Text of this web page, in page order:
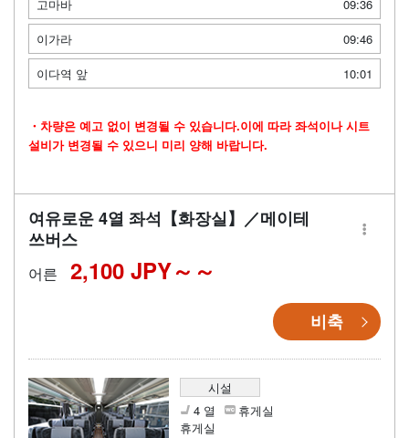
고마바
09:36
이가라
09:46
이다역 앞
10:01
・차량은 예고 없이 변경될 수 있습니다.이에 따라 좌석이나 시트
설비가 변경될 수 있으니 미리 양해 바랍니다.
여유로운 4열 좌석【화장실】／메이테
쓰버스
어른 2,100 JPY～
비축
시설
4 열
휴게실
휴게실